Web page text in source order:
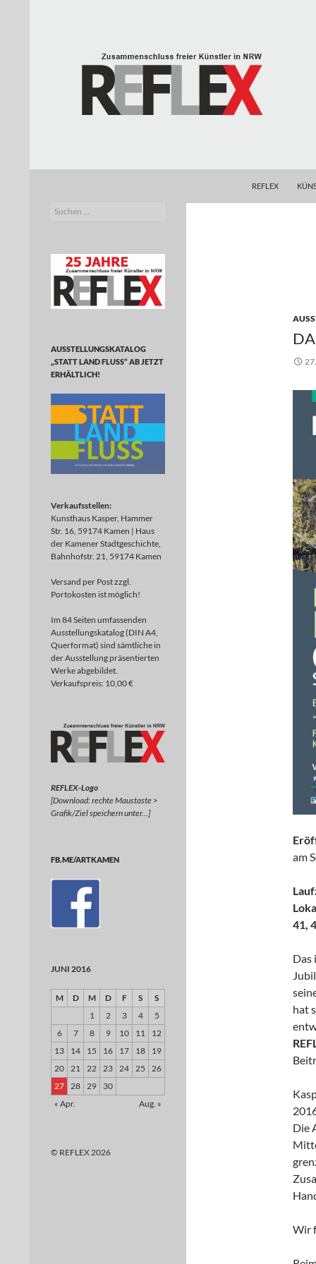
REFLEX
am
41,
Das
hat
Die
Wir
Zusammenschluss freier Künstler in
Suchen
AUSSTELLUNGSKATALOG
„STATT LAND FLUSS“ AB JETZT
ERHÄLTLICH!
Verkaufsstellen:
Kunsthaus Kasper, Hammer
Str. 16, 59174 Kamen | Haus
der Kamener Stadtgeschichte,
Bahnhofstr. 21, 59174 Kamen
Versand per Post zzgl.
Portokosten ist möglich!
Im 84 Seiten umfassenden
Ausstellungskatalog (DIN A4,
Querformat) sind sämtliche in
der Ausstellung präsentierten
Werke abgebildet.
Verkaufspreis: 10,00 €
REFLEX-Logo
[Download: rechte Maustaste >
Grafik/Ziel speichern unter…]
FB.ME/ARTKAMEN
JUNI 2016
M D M D F S
S
1
2 3 4
5
6
7 8 9 10 11
12
13
14 15 16 17 18
19
20
21 22 23 24 25
26
27
28 29
30
« Apr.
Aug. »
© REFLEX 2026